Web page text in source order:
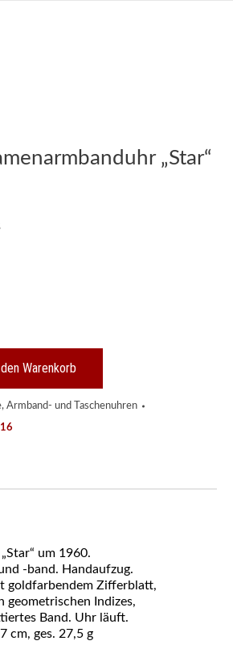
„Star“
Warenkorb
, Armband- und Taschenuhren
um 1960.
-band. Handaufzug.
goldfarbendem Zifferblatt,
geometrischen Indizes,
Band. Uhr läuft.
cm, ges. 27,5 g